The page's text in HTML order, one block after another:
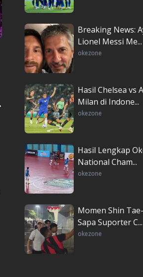
Breaking News:
Lionel Messi Me...
okezone
Hasil Chelsea vs
Milan di Indone...
okezone
Hasil Lengkap
National Cham...
okezone
Momen Shin
Sapa Suporter C...
okezone